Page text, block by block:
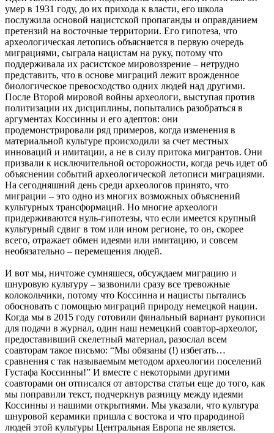
умер в 1931 году, до их прихода к власти, его школа
послужила основой нацистской пропаганды и оправданием
претензий на восточные территории. Его гипотеза, что
археологическая летопись объясняется в первую очередь
миграциями, сыграла нацистам на руку, потому что
поддерживала их расистское мировоззрение – нетрудно
представить, что в основе миграций лежит врожденное
биологическое превосходство одних людей над другими.
После Второй мировой войны археологи, выступая против
политизации их дисциплины, попытались разобраться в
аргументах Коссинны и его адептов: они
продемонстрировали ряд примеров, когда изменения в
материальной культуре происходили за счет местных
инноваций и имитации, а не в силу притока мигрантов. Они
призвали к исключительной осторожности, когда речь идет об
объяснении событий археологической летописи миграциями.
На сегодняшний день среди археологов принято, что
миграции – это одно из многих возможных объяснений
культурных трансформаций. Но многие археологи
придерживаются нуль-гипотезы, что если имеется крупный
культурный сдвиг в том или ином регионе, то он, скорее
всего, отражает обмен идеями или имитацию, и совсем
необязательно – перемещения людей.
И вот мы, ничтоже сумняшеся, обсуждаем миграцию и
шнуровую культуру – зазвонили сразу все тревожные
колокольчики, потому что Коссинна и нацисты пытались
обосновать с помощью миграций природу немецкой нации.
Когда мы в 2015 году готовили финальный вариант рукописи
для подачи в журнал, один наш немецкий соавтор-археолог,
предоставивший скелетный материал, разослал всем
соавторам такое письмо: “Мы обязаны (!) избегать…
сравнения с так называемым методом археологии поселений
Густафа Коссинны!” И вместе с некоторыми другими
соавторами он отписался от авторства статьи еще до того, как
мы поправили текст, подчеркнув разницу между идеями
Коссинны и нашими открытиями. Мы указали, что культура
шнуровой керамики пришла с востока и что прародиной
людей этой культуры Центральная Европа не является.